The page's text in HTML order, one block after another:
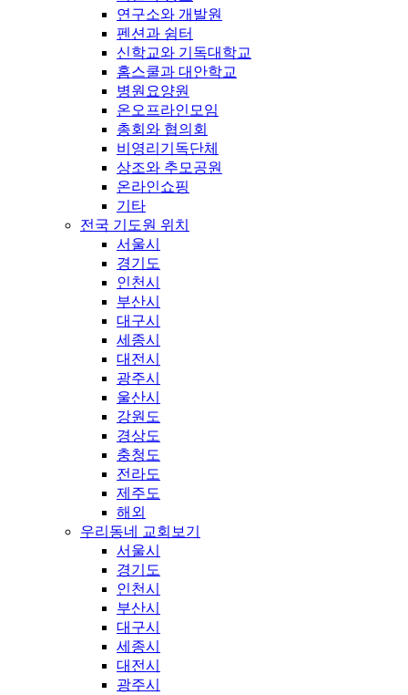
연구소와 개발원
펜션과 쉼터
신학교와 기독대학교
홈스쿨과 대안학교
병원요양원
온오프라인모임
총회와 협의회
비영리기독단체
상조와 추모공원
온라인쇼핑
기타
전국 기도원 위치
서울시
경기도
인천시
부산시
대구시
세종시
대전시
광주시
울산시
강원도
경상도
충청도
전라도
제주도
해외
우리동네 교회보기
서울시
경기도
인천시
부산시
대구시
세종시
대전시
광주시